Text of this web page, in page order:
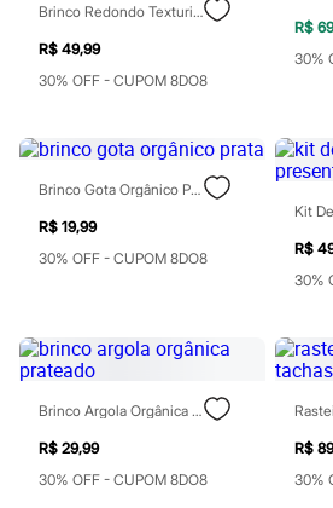
Moda esportiva
Acessórios
Blusas
Calçados
Tops
Moda íntima
Calcinhas
Cintas e Modeladores
Meias
Pijamas
Maiôs
Saídas de praia
Personagens
Plus size
Calças
Casacos e Jaquetas
Brinco Redondo Texturizado Mindset Prateado
R$ 49,99
30% OFF - CUPOM 8DO8
R$
30%
Brinco Gota Orgânico Prata
R$ 19,99
30% OFF - CUPOM 8DO8
R$
30%
Brinco Argola Orgânica Prateado
R$ 29,99
30% OFF - CUPOM 8DO8
R$
30%